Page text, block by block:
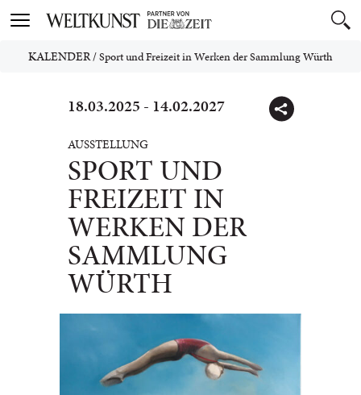
Toggle
KALENDER/Sport und Freizeit in Werken der Sammlung Würth
18.03.2025 - 14.02.2027
AUSSTELLUNG
SPORT UND
FREIZEIT IN
WERKEN DER
SAMMLUNG
WÜRTH